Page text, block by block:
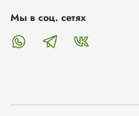
Мы в соц. сетях